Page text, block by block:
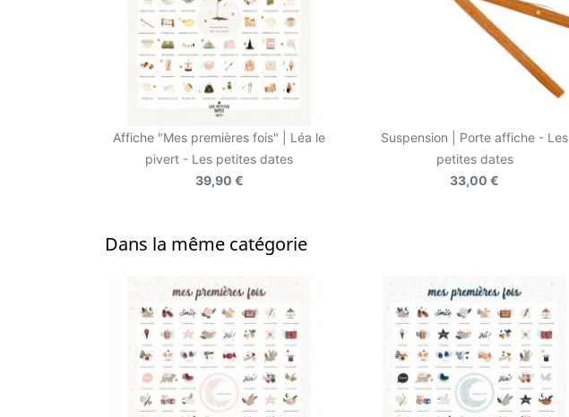
Affiche "Mes premières fois" | Léa le
pivert - Les petites dates
39,90 €
Suspension | Porte affiche - Les
petites dates
33,00 €
Dans la même catégorie